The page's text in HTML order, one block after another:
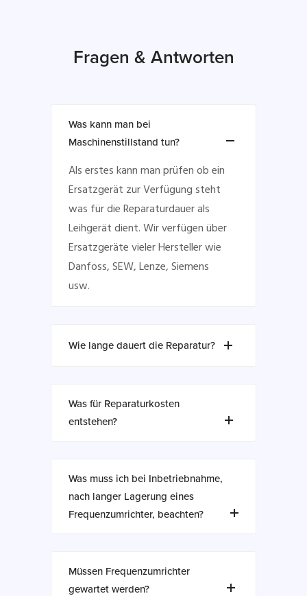
Fragen & Antworten
Was kann man bei
Maschinenstillstand tun?
Als erstes kann man prüfen ob ein
Ersatzgerät zur Verfügung steht
was für die Reparaturdauer als
Leihgerät dient. Wir verfügen über
Ersatzgeräte vieler Hersteller wie
Danfoss, SEW, Lenze, Siemens
usw.
Wie lange dauert die Reparatur?
Was für Reparaturkosten
entstehen?
Was muss ich bei Inbetriebnahme,
nach langer Lagerung eines
Frequenzumrichter, beachten?
Müssen Frequenzumrichter
gewartet werden?